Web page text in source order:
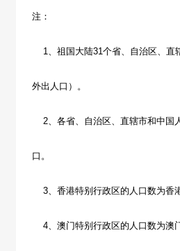
注：
1、祖国大陆31个省、自治区、直
外出人口）。
2、各省、自治区、直辖市和中国
口。
3、香港特别行政区的人口数为香
4、澳门特别行政区的人口数为澳